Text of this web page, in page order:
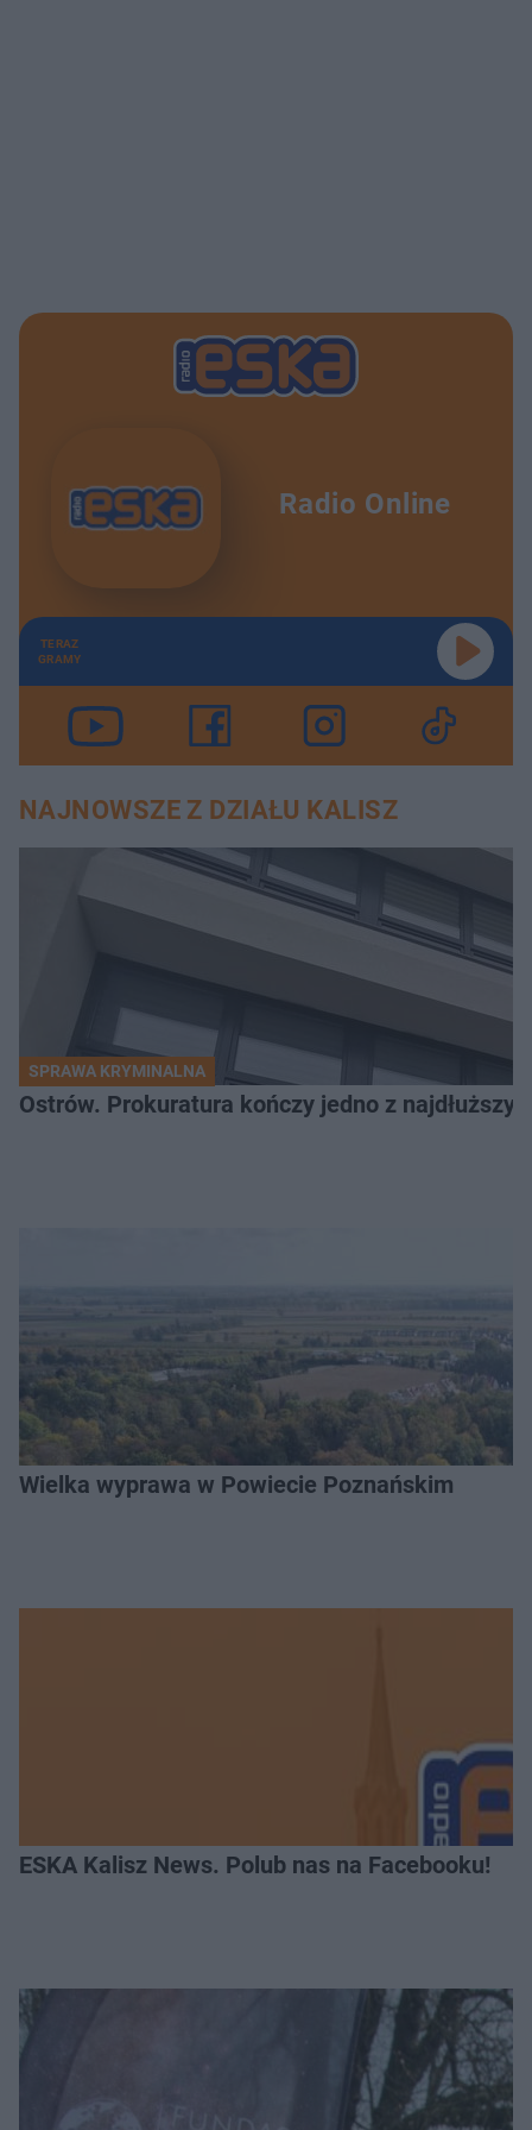
Radio Online
TERAZ
GRAMY
NAJNOWSZE Z DZIAŁU KALISZ
SPRAWA KRYMINALNA
Ostrów. Prokuratura kończy jedno z
Wielka wyprawa w Powiecie Poznańskim
ESKA Kalisz News. Polub nas na Facebooku!